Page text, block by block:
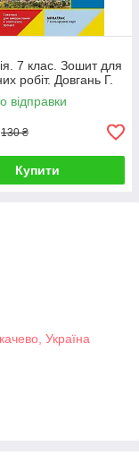
7 клас. Зошит для
робіт. Довгань Г.
відправки
130 ₴
Купити
Україна